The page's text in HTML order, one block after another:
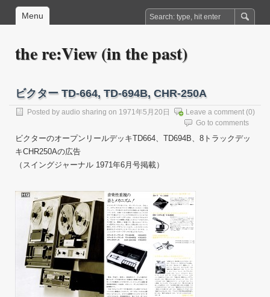
Menu
the re:View (in the past)
ビクター TD-664, TD-694B, CHR-250A
Posted by audio sharing on 1971年5月20日 Leave a comment (0)
Go to comments
ビクターのオープンリールデッキTD664、TD694B、8トラックデッ
キCHR250Aの広告
（スイングジャーナル 1971年6月号掲載）